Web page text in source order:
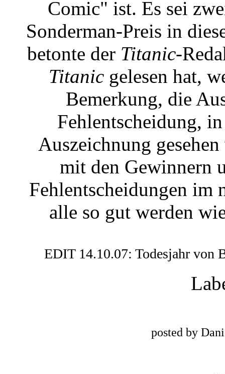
Comic" ist. Es sei
Sonderman-Preis in
betonte der Titanic-
Titanic gelesen hat,
Bemerkung, die
Fehlentscheidung,
Auszeichnung
mit den Gewinnern
Fehlentscheidungen im
alle so gut werden
EDIT 14.10.07: Todesjahr von
posted by